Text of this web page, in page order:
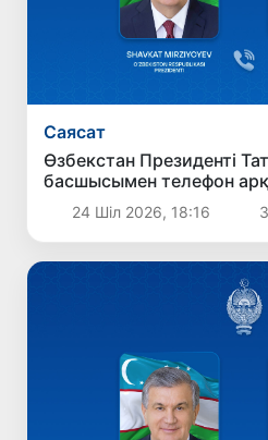
Саясат
Өзбекстан Президенті
басшысымен телефон
24 Шіл 2026, 18:16